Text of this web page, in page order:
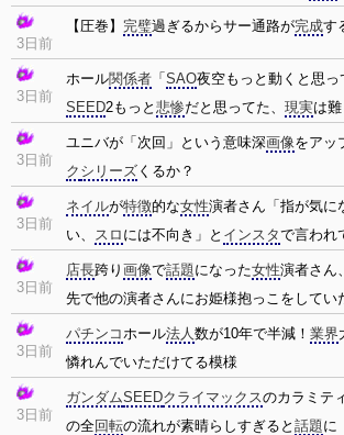
3日前
【圧巻】 完璧過ぎるからサー通路が完成す
3日前
ホール関係者 「 SAO夜空もっと動くと思っ
SEED2もっと 悲惨だと思ってた、 現実は難
3日前
ユニバが「次回」という意味深画像をアッ
ク シリーズ くるか？
3日前
ネイルが特徴的な女性演者さん「指が気に
い、 スロ には不向き」と インスタで言われ
3日前
店長跨り 画像で話題になった女性演者さん
先で他の演者さんにお姫様抱っこをしてい
3日前
パチンコホール法人数が10年で半減！ 業界
憐れんでいただけてる模様
3日前
ガンダムSEEDクライマックスのカラミテ
の全回転の流れが素晴らしすぎると 話題に